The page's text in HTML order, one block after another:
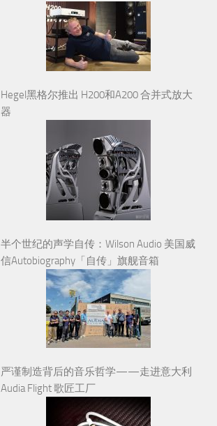
Hegel黑格尔推出 H200和A200 合并式放大
器
半个世纪的声学自传：Wilson Audio 美国威
信Autobiography「自传」旗舰音箱
严谨制造背后的音乐哲学——走进意大利
Audia Flight 歌匠工厂